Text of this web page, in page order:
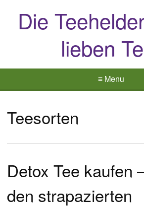
Die
lieben
≡ Menu
Teesorten
Detox Tee kaufen
den strapazierten